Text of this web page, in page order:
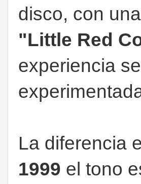
disco, con
"Little Red
experiencia
La diferencia
1999 el tono